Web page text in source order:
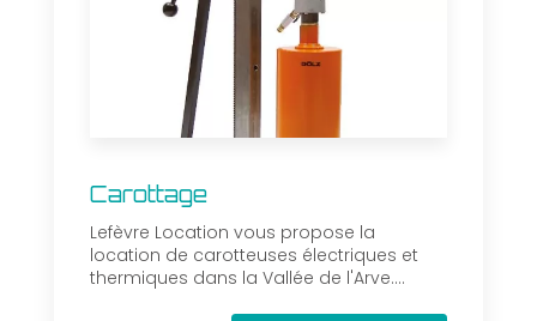
Carottage
Lefèvre Location vous propose la
location de carotteuses électriques et
thermiques dans la Vallée de l'Arve....